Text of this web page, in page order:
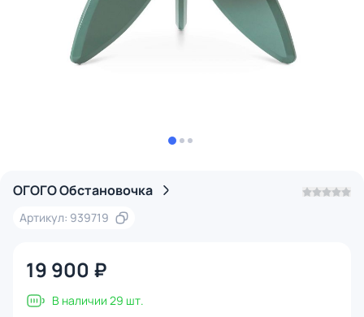
ОГОГО Обстановочка
Артикул: 939719
19 900 ₽
В наличии 29 шт.